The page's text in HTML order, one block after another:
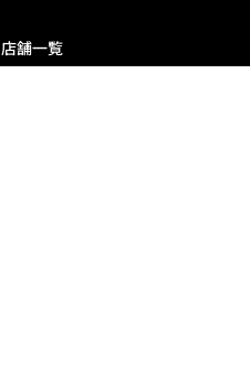
店舗一覧